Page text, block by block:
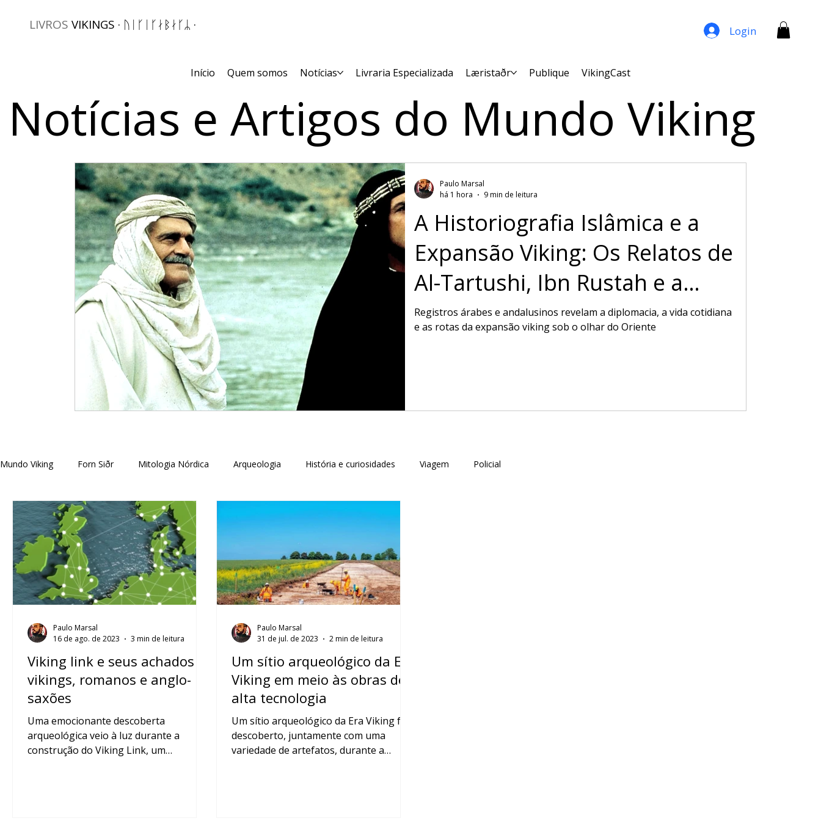
Início Quem somos Notícias Livraria Especializada Læristaðr Publique VikingCast
LIVROS VIKINGS · ᚢᛁᚴᛁᚴᛅᛒᛅᚴᛦ · Login
Notícias e Artigos do Mundo Viking
A Historiografia Islâmica e a
Expansão Viking: Os Relatos de
Al-Tartushi, Ibn Rustah e a
Geografia do Norte
Registros árabes e andalusinos revelam a diplomacia, a vida cotidiana
e as rotas da expansão viking sob o olhar do Oriente
Paulo Marsal
há 1 hora
9 min de leitura
Mundo Viking Forn Siðr Mitologia Nórdica Arqueologia História e curiosidades Viagem Policial
Viking link e seus achados
vikings, romanos e anglo-
saxões
Uma emocionante descoberta
arqueológica veio à luz durante a
construção do Viking Link, um
Paulo Marsal
16 de ago. de 2023
3 min de leitura
Um sítio arqueológico da Era
Viking em meio às obras de
alta tecnologia
Um sítio arqueológico da Era Viking foi
descoberto, juntamente com uma
variedade de artefatos, durante a
Paulo Marsal
31 de jul. de 2023
2 min de leitura